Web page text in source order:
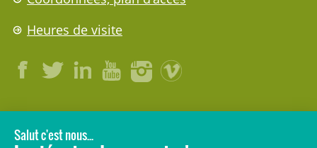
Heures de visite
LÉGAL